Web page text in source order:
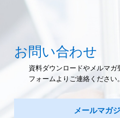
お問い合わせ
資料ダウンロードやメルマ
フォームよりご連絡ください。
メールマガ